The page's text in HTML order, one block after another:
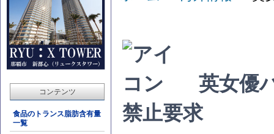
コンテンツ
食品のトランス脂肪含有量
一覧
英女優
禁止要求